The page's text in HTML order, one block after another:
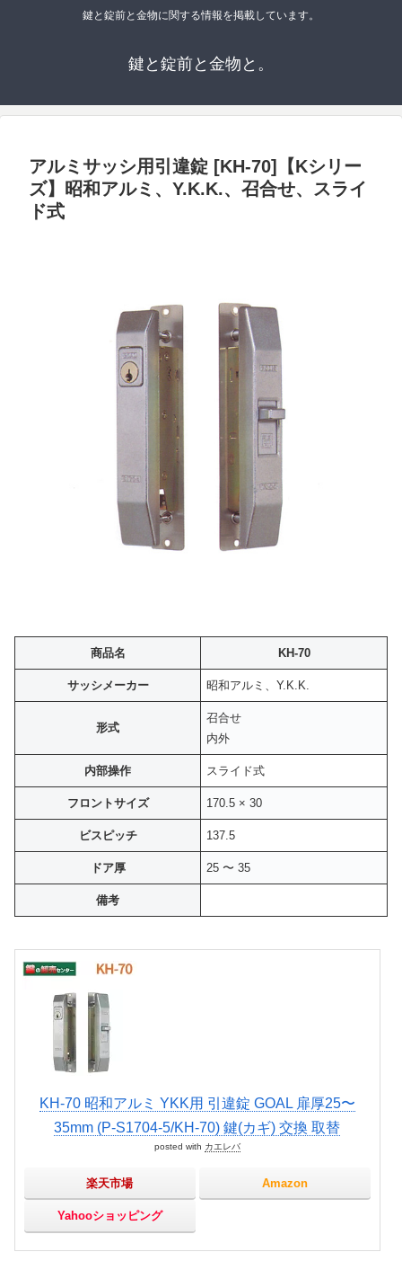
鍵と錠前と金物に関する情報を掲載しています。
鍵と錠前と金物と。
アルミサッシ用引違錠 [KH-70]【Kシリー
ズ】昭和アルミ、Y.K.K.、召合せ、スライ
ド式
商品名 KH-70
サッシメーカー 昭和アルミ、Y.K.K.
形式
召合せ
内外
内部操作 スライド式
フロントサイズ 170.5 × 30
ビスピッチ 137.5
ドア厚 25 〜 35
備考
KH-70 昭和アルミ YKK用 引違錠 GOAL 扉厚25〜
35mm (P-S1704-5/KH-70) 鍵(カギ) 交換 取替
posted with カエレバ
楽天市場 Amazon
Yahooショッピング